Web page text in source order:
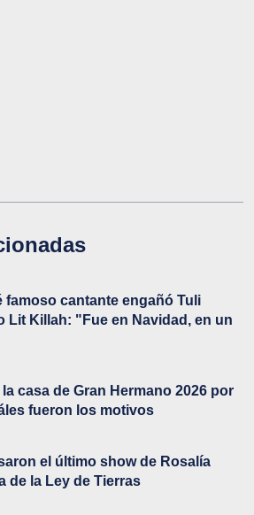
cantante engañó Tuli
Lit Killah: "Fue en Navidad, en un
casa de Gran Hermano 2026 por
fueron los motivos
el último show de Rosalía
de la Ley de Tierras